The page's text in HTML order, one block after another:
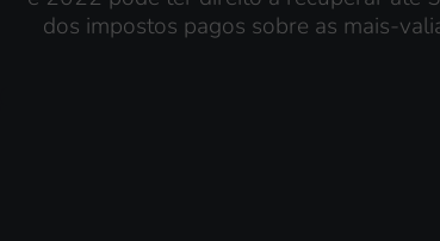
dos impostos pagos sobre as mais-